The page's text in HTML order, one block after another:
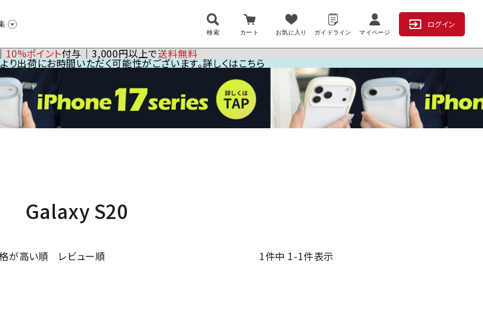
検索 カート お気に入り ガイドライン マイページ
ログイン
10%ポイント付与│3,000円以上で送料無料
出荷にお時間いただく可能性がございます。詳しくはこちら
Galaxy S20
が高い順 レビュー順 1件中 1-1件表示